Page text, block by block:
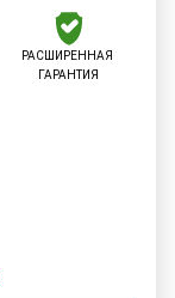
РАСШИРЕННАЯ
ГАРАНТИЯ